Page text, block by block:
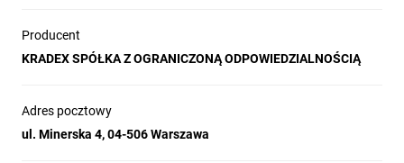
Producent
KRADEX SPÓŁKA Z OGRANICZONĄ ODPOWIEDZIALNOŚCIĄ
Adres pocztowy
ul. Minerska 4, 04-506 Warszawa